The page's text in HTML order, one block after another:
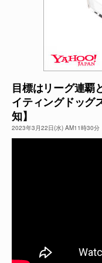
ご
目標はリーグ連覇
イティングドッグ
知】
2023年3月22日(水) AM11時30分